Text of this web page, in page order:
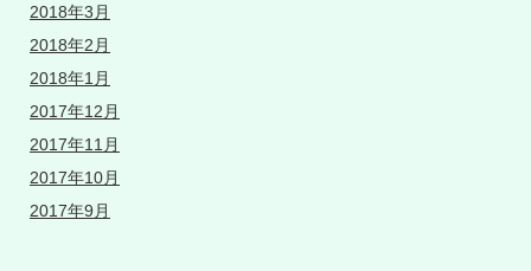
2018年3月
2018年2月
2018年1月
2017年12月
2017年11月
2017年10月
2017年9月